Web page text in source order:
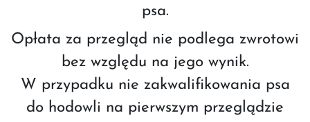
psa.
Opłata za przegląd nie podlega zwrotowi
bez względu na jego wynik.
W przypadku nie zakwalifikowania psa
do hodowli na pierwszym przeglądzie